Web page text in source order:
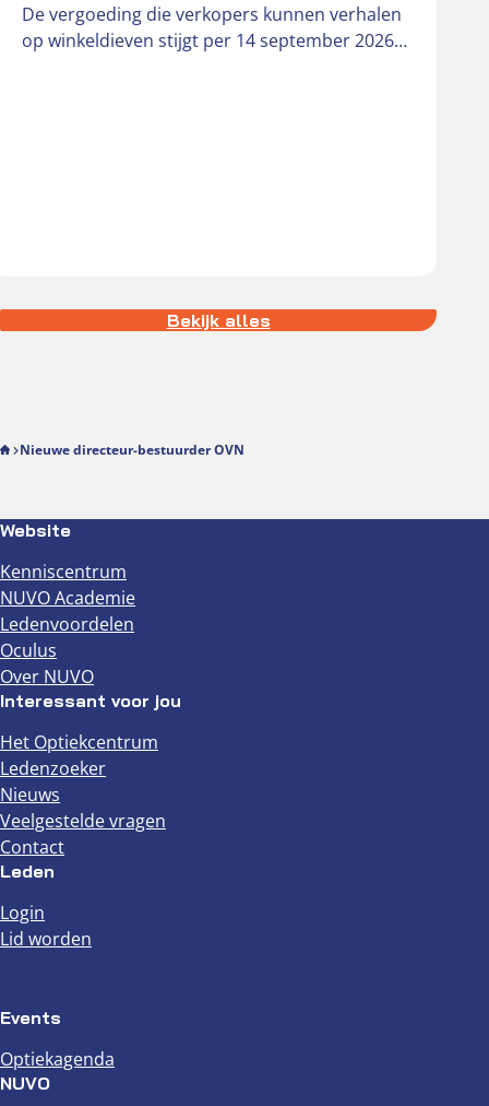
De vergoeding die verkopers kunnen verhalen
op winkeldieven stijgt per 14 september 2026
Bekijk alles
Nieuwe directeur-bestuurder OVN
Website
Kenniscentrum
NUVO Academie
Ledenvoordelen
Oculus
Over NUVO
Interessant voor jou
Het Optiekcentrum
Ledenzoeker
Nieuws
Veelgestelde vragen
Contact
Leden
Login
Lid worden
Events
Optiekagenda
NUVO